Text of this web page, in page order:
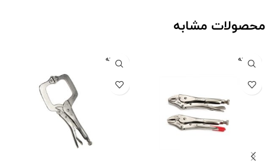
محصولات مشابه
فروخته
شده
فروخته
شده